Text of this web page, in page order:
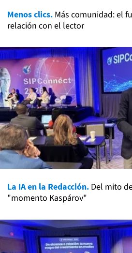
Menos clics. Más comunidad: el
relación con el lector
La IA en la Redacción. Del mito
"momento Kaspárov"